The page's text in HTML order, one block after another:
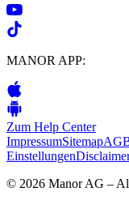
MANOR APP:
Zum Help Center
ImpressumSitemap
Einstellungen
© 2026 Manor AG –